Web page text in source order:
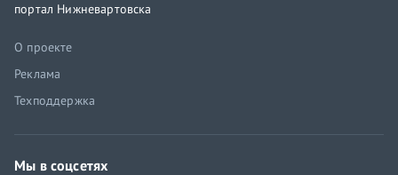
портал Нижневартовска
О проекте
Реклама
Техподдержка
Мы в соцсетях